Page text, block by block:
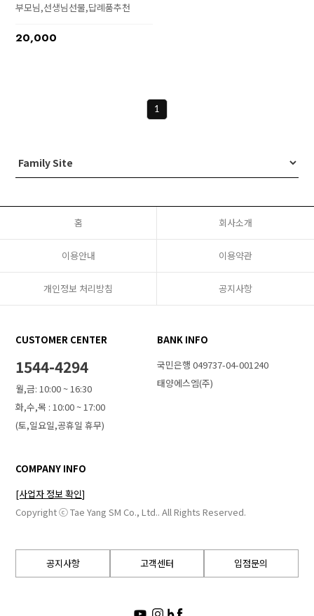
부모님,선생님선물,답례품추천
20,000
1
홈 회사소개
이용안내 이용약관
개인정보 처리방침 공지사항
CUSTOMER CENTER
1544-4294
월,금: 10:00 ~ 16:30
화,수,목 : 10:00 ~ 17:00
(토,일요일,공휴일 휴무)
BANK INFO
국민은행 049737-04-001240
태양에스엠(주)
COMPANY INFO
[사업자 정보 확인]
Copyright ⓒ Tae Yang SM Co., Ltd.. All Rights Reserved.
공지사항 고객센터 입점문의